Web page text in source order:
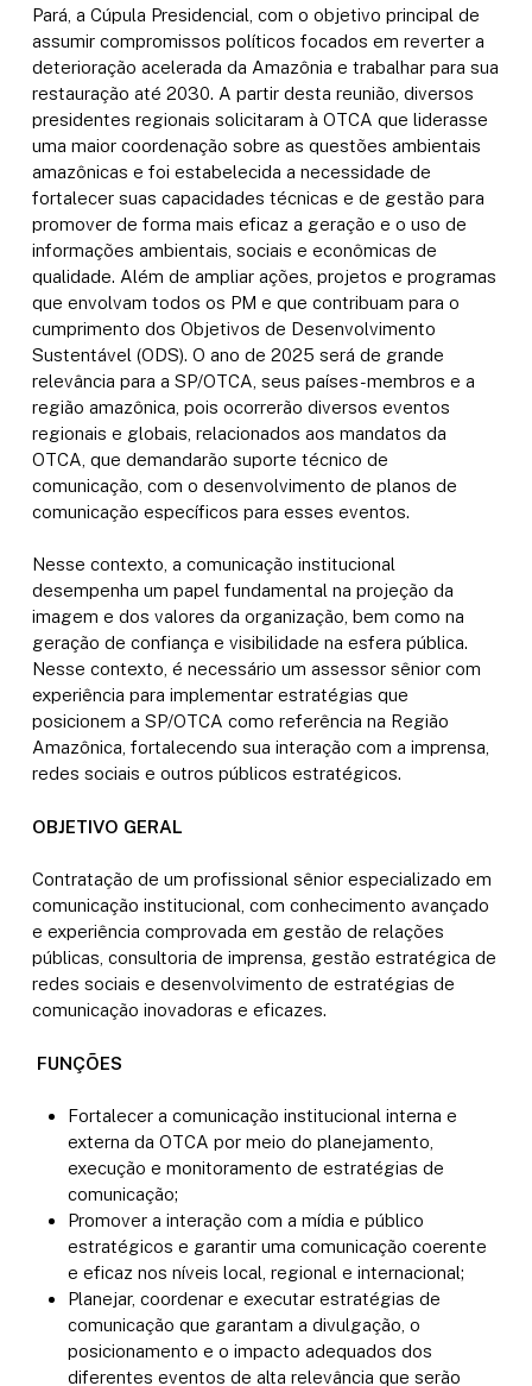
Pará, a Cúpula Presidencial, com o objetivo principal de
assumir compromissos políticos focados em reverter a
deterioração acelerada da Amazônia e trabalhar para sua
restauração até 2030. A partir desta reunião, diversos
presidentes regionais solicitaram à OTCA que liderasse
uma maior coordenação sobre as questões ambientais
amazônicas e foi estabelecida a necessidade de
fortalecer suas capacidades técnicas e de gestão para
promover de forma mais eficaz a geração e o uso de
informações ambientais, sociais e econômicas de
qualidade. Além de ampliar ações, projetos e programas
que envolvam todos os PM e que contribuam para o
cumprimento dos Objetivos de Desenvolvimento
Sustentável (ODS). O ano de 2025 será de grande
relevância para a SP/OTCA, seus países-membros e a
região amazônica, pois ocorrerão diversos eventos
regionais e globais, relacionados aos mandatos da
OTCA, que demandarão suporte técnico de
comunicação, com o desenvolvimento de planos de
comunicação específicos para esses eventos.
Nesse contexto, a comunicação institucional
desempenha um papel fundamental na projeção da
imagem e dos valores da organização, bem como na
geração de confiança e visibilidade na esfera pública.
Nesse contexto, é necessário um assessor sênior com
experiência para implementar estratégias que
posicionem a SP/OTCA como referência na Região
Amazônica, fortalecendo sua interação com a imprensa,
redes sociais e outros públicos estratégicos.
OBJETIVO GERAL
Contratação de um profissional sênior especializado em
comunicação institucional, com conhecimento avançado
e experiência comprovada em gestão de relações
públicas, consultoria de imprensa, gestão estratégica de
redes sociais e desenvolvimento de estratégias de
comunicação inovadoras e eficazes.
FUNÇÕES
Fortalecer a comunicação institucional interna e
externa da OTCA por meio do planejamento,
execução e monitoramento de estratégias de
comunicação;
Promover a interação com a mídia e público
estratégicos e garantir uma comunicação coerente
e eficaz nos níveis local, regional e internacional;
Planejar, coordenar e executar estratégias de
comunicação que garantam a divulgação, o
posicionamento e o impacto adequados dos
diferentes eventos de alta relevância que serão